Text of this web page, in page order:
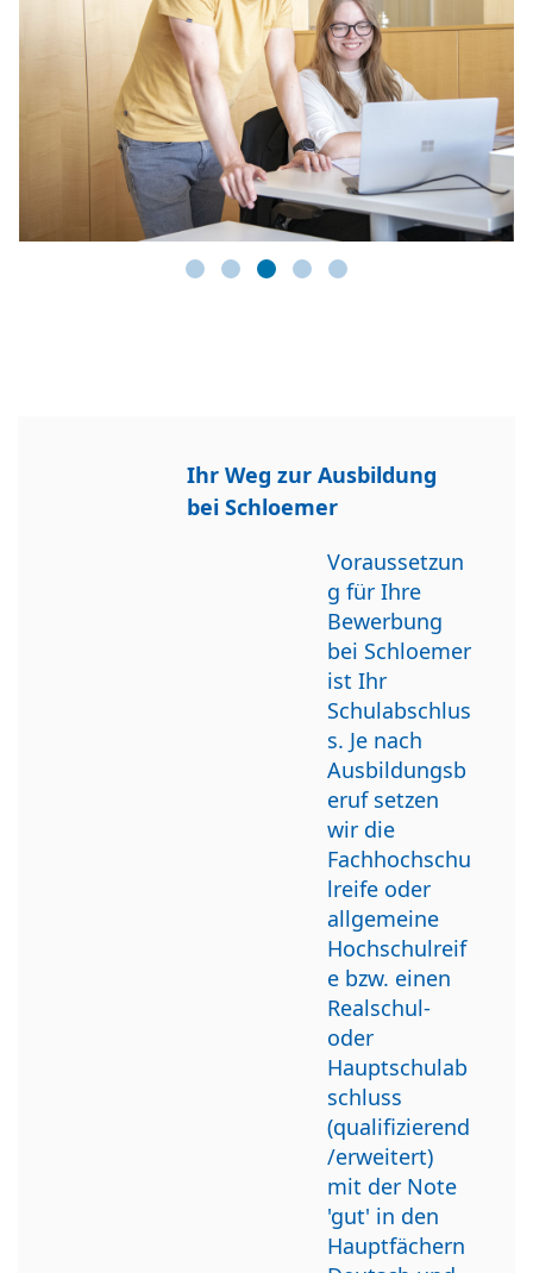
Ihr Weg zur Ausbildung
bei Schloemer
Voraussetzun
g für Ihre
Bewerbung
bei Schloemer
ist Ihr
Schulabschlus
s. Je nach
Ausbildungsb
eruf setzen
wir die
Fachhochschu
lreife oder
allgemeine
Hochschulreif
e bzw. einen
Realschul-
oder
Hauptschulab
schluss
(qualifizierend
/erweitert)
mit der Note
'gut' in den
Hauptfächern